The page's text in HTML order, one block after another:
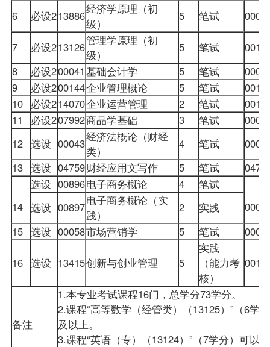
6 必设213886经济学原理（初
级）
5 笔试
7 必设213126管理学原理（初
级）
5 笔试
8
必设200041 基础会计学 5 笔试
9
必设200144企业管理概论 5 笔试
10 必设214070企业运营管理 2 笔试
11
必设207992商品学基础 3 笔试
12 选设 00043经济法概论（财经
类）
4 笔试
13 选设 04759财经应用文写作 5 笔试
14
选设 00896电子商务概论 4
笔试
选设 00897电子商务概论（实
践）
2
实践
15 选设 00058市场营销学 5 笔试
16 选设 13415创新与创业管理 5
实践
（能力考
核）
备注
1.本专业考试课程16门，总学分73学分。
2.课程“高等数学（经管类）（13125）”（6学
及以上。
3.课程“英语（专）（13124）”（7学分）可以